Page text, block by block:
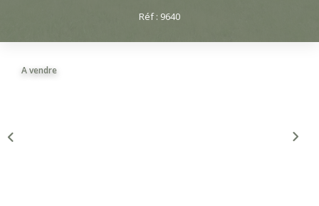
ESTIMATION
Réf : 9640
A vendre